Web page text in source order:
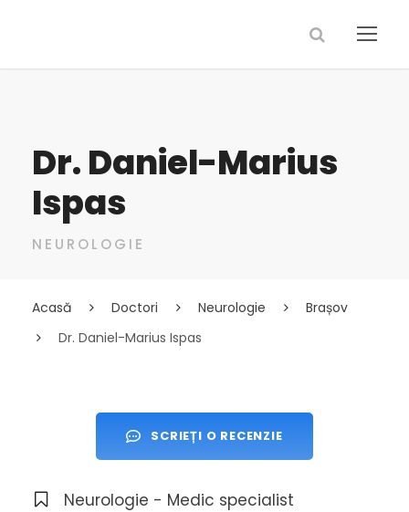
Dr. Daniel-Marius
Ispas
NEUROLOGIE
Acasă Doctori Neurologie
Brașov
Dr. Daniel-Marius Ispas
SCRIEȚI O RECENZIE
Neurologie - Medic specialist